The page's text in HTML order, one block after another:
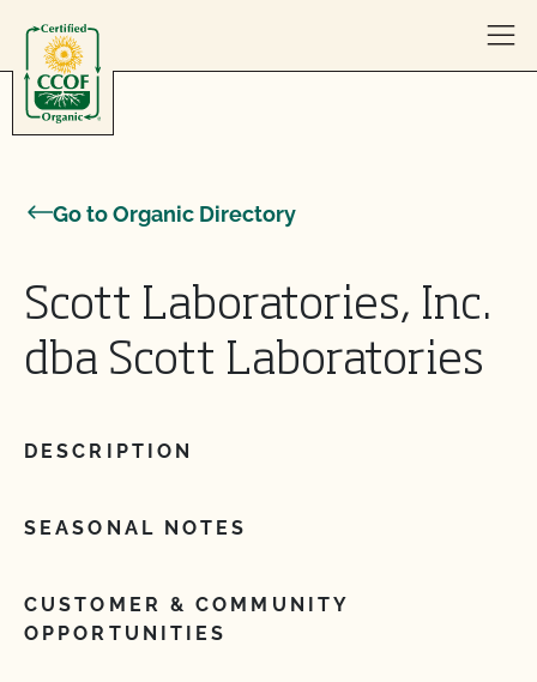
Go to Organic Directory
Scott Laboratories, Inc.
dba Scott Laboratories
DESCRIPTION
SEASONAL NOTES
CUSTOMER & COMMUNITY
OPPORTUNITIES